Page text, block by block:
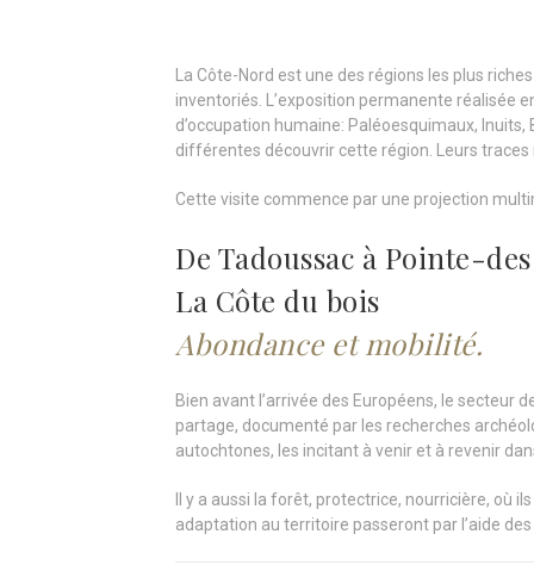
La Côte-Nord est une des régions les plus
inventoriés. L’exposition permanente réalisée
d’occupation humaine: Paléoesquimaux,
différentes découvrir cette région. Leurs
Cette visite commence par une projection
De Tadoussac à Pointe-
La Côte du bois
Abondance et mobilité.
Bien avant l’arrivée des Européens, le secteur
partage, documenté par les recherches
autochtones, les incitant à venir et à revenir
Il y a aussi la forêt, protectrice, nourricière, où
adaptation au territoire passeront par l’aide